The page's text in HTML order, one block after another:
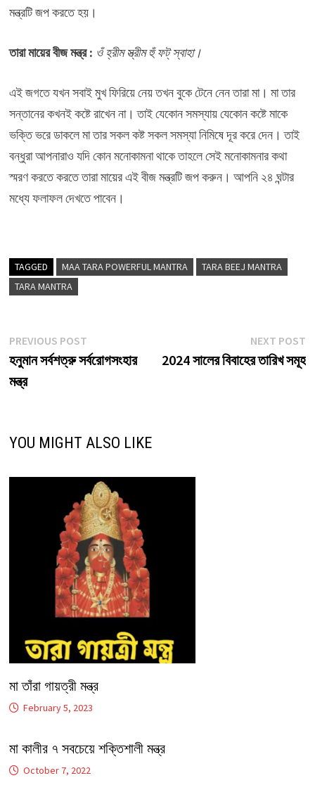
মন্ত্রটি জপ করতে হয়।
তারা মায়ের বীজ মন্ত্র : ওঁ হ্রীম স্ত্রীম হুঁ ফট্ স্বাহা।
এই জগতে যখন সবাই মুখ ফিরিয়ে নেয় তখন বুকে টেনে নেন তারা মা। মা তার
সন্তানের কখনই কষ্টে রাখেন না। তাই যেকোন সমস্যায় যেকোন কষ্টে মাকে
ভক্তি ভরে ডাকলে মা তার সকল কষ্ট সকল সমস্যা নিমিষে দূর করে দেন। তাই
বন্ধুরা আপনারাও যদি কোন মনোকামনা থাকে তাহলে সেই মনোকামনার কথা
স্মরণ করতে করতে তারা মায়ের এই বীজ মন্ত্রটি জপ করুন। আপনি ২৪ ঘন্টার
মধ্যে ফলাফল দেখতে পাবেন।
TAGGED MAA TARA POWERFUL MANTRA
TARA BEEJ MANTRA
TARA MANTRA
Post
navigation
PREVIOUS POSTPrevious
post:
হনুমান সর্বশত্রু সর্বরোগসংহার
মন্ত্র
NEXT POST
2024 সালের বিবাহের তারিখ সমূহ
YOU MIGHT ALSO LIKE
মা তাঁরা গায়ত্রী মন্ত্র
February 5, 2023
মা কালীর ৭ সবচেয়ে শক্তিশালী মন্ত্র
October 7, 2022